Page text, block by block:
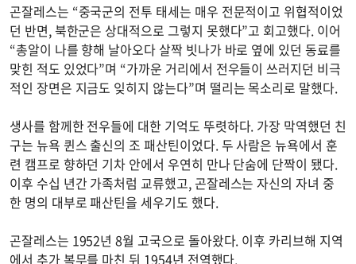
곤잘레스는 “중국군의 전투 태세는 매우 전문적이고 위협적이었
던 반면, 북한군은 상대적으로 그렇지 못했다”고 회고했다. 이어
“총알이 나를 향해 날아오다 살짝 빗나가 바로 옆에 있던 동료를
맞힌 적도 있었다”며 “가까운 거리에서 전우들이 쓰러지던 비극
적인 장면은 지금도 잊히지 않는다”며 떨리는 목소리로 말했다.
생사를 함께한 전우들에 대한 기억도 뚜렷하다. 가장 막역했던 친
구는 뉴욕 퀸스 출신의 조 패산틴이었다. 두 사람은 뉴욕에서 훈
련 캠프로 향하던 기차 안에서 우연히 만나 단숨에 단짝이 됐다.
이후 수십 년간 가족처럼 교류했고, 곤잘레스는 자신의 자녀 중
한 명의 대부로 패산틴을 세우기도 했다.
곤잘레스는 1952년 8월 고국으로 돌아왔다. 이후 카리브해 지역
에서 추가 복무를 마친 뒤 1954년 전역했다.